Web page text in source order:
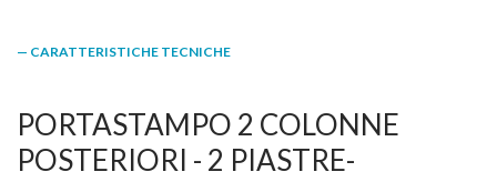
— CARATTERISTICHE TECNICHE
PORTASTAMPO 2 COLONNE
POSTERIORI - 2 PIASTRE-